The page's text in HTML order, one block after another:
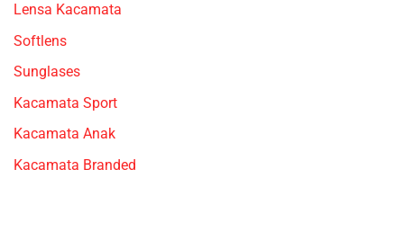
Lensa Kacamata
Softlens
Sunglases
Kacamata Sport
Kacamata Anak
Kacamata Branded